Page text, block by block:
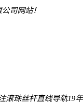
司网站！
滚珠丝杆直线导轨19年